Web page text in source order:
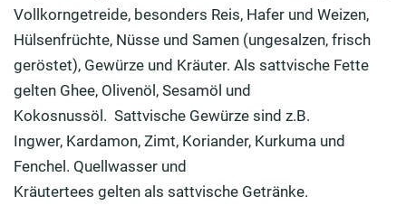
Vollkorngetreide, besonders Reis, Hafer und Weizen,
Hülsenfrüchte, Nüsse und Samen (ungesalzen, frisch
geröstet), Gewürze und Kräuter. Als sattvische Fette
gelten Ghee, Olivenöl, Sesamöl und
Kokosnussöl . Sattvische Gewürze sind z.B.
Ingwer, Kardamon, Zimt, Koriander, Kurkuma und
Fenchel. Quellwasser und
Kräutertees gelten als sattvische Getränke.